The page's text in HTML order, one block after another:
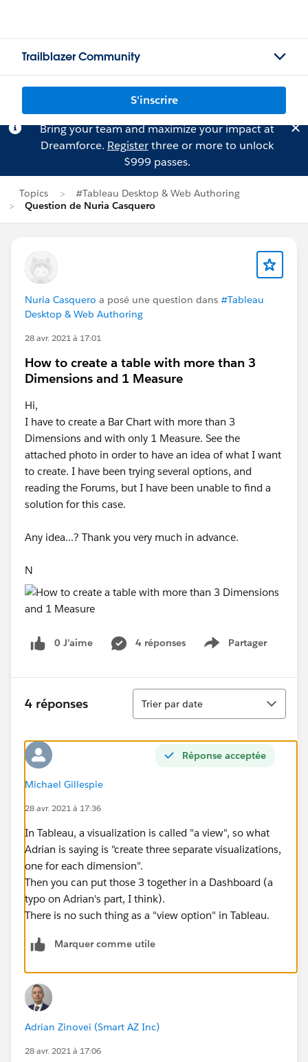
Trailblazer Community
S'inscrire
Bring your team and maximize your impact at
Dreamforce. Registerthree or more to unlock
$999 passes.
Topics
#Tableau Desktop & Web Authoring
Question de Nuria Casquero
Nuria Casquero a posé une question dans #Tableau
Desktop & Web Authoring
28 avr. 2021 à 17:01
How to create a table with more than 3
Dimensions and 1 Measure
Hi,
I have to create a Bar Chart with more than 3
Dimensions and with only 1 Measure. See the
attached photo in order to have an idea of what I want
to create. I have been trying several options, and
reading the Forums, but I have been unable to find a
solution for this case.
Any idea...? Thank you very much in advance.
N
0 J’aime 4 réponses Partager
Show menu
4 réponses
Tri
Trier par date
Réponse acceptée
Michael Gillespie
28 avr. 2021 à 17:36
In Tableau, a visualization is called "a view", so what
Adrian is saying is "create three separate visualizations,
one for each dimension".
Then you can put those 3 together in a Dashboard (a
typo on Adrian's part, I think).
There is no such thing as a "view option" in Tableau.
Marquer comme utile
Adrian Zinovei (Smart AZ Inc)
28 avr. 2021 à 17:06